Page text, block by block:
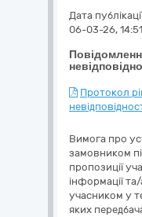
Дата
06-03-26,
Протокол
Вимога про
замовником
пропозиції
інформації
учасником у
яких